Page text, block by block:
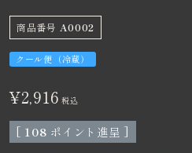
商品番号 A0002
クール便（冷蔵）
¥2,916 税込
[ 108 ポイント進呈 ]